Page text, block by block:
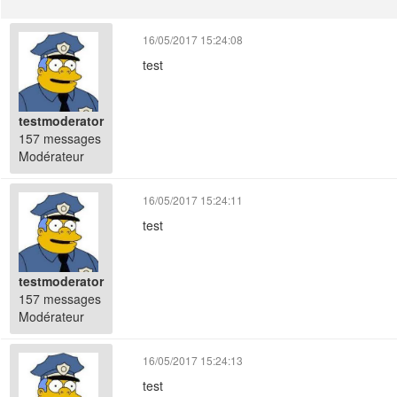
testmoderator
157 messages
Modérateur
16/05/2017 15:24:08
test
testmoderator
157 messages
Modérateur
16/05/2017 15:24:11
test
16/05/2017 15:24:13
test